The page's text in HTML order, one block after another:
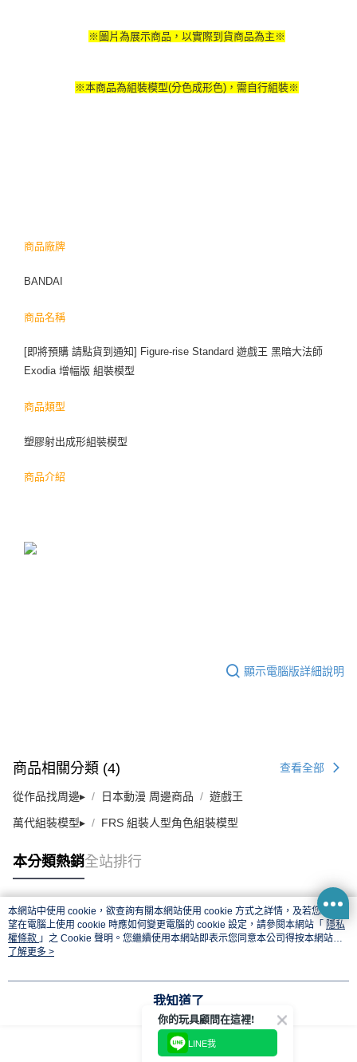
※圖片為展示商品，以實際到貨商品為主※
※本商品為組裝模型(分色成形色)，需自行組裝※
商品廠牌
BANDAI
商品名稱
[即將預購 請點貨到通知] Figure-rise Standard 遊戲王 黑暗大法師
Exodia 增幅版 組裝模型
商品類型
塑膠射出成形組裝模型
商品介紹
顯示電腦版詳細說明
商品相關分類 (4) 查看全部
從作品找周邊▸ 日本動漫 周邊商品 遊戲王
萬代組裝模型▸ FRS 組裝人型角色組裝模型
本分類熱銷全站排行
熱門標籤
本網站中使用 cookie，欲查詢有關本網站使用 cookie 方式之詳情，及若您不希
望在電腦上使用 cookie 時應如何變更電腦的 cookie 設定，請參閱本網站「 隱私
權條款 」之 Cookie 聲明。您繼續使用本網站即表示您同意本公司得按本網站使
用條款之 Cookie 聲明使用 cookie。
了解更多 >
我知道了
你的玩具顧問在這裡!
LINE我